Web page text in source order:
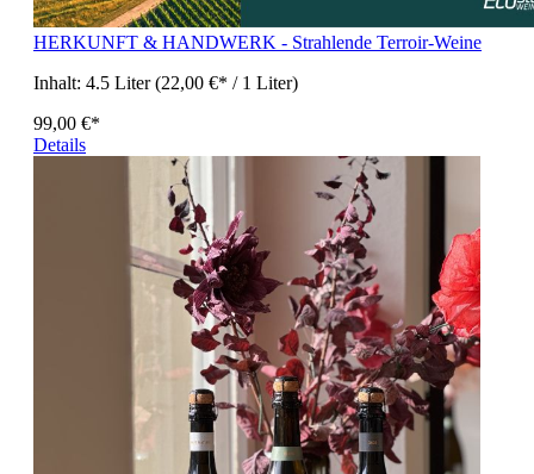
HERKUNFT & HANDWERK - Strahlende Terroir-Weine
Inhalt: 4.5 Liter(22,00 €* / 1 Liter)
99,00 €*
Details